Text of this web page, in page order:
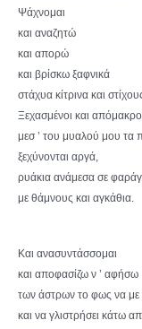
Ψάχνομαι
και αναζητώ
και απορώ
και βρίσκω ξαφνικά
στάχυα κίτρινα και
Ξεχασμένοι και
μεσ ’ του μυαλού μου τα
ξεχύνονται αργά,
ρυάκια ανάμεσα σε
με θάμνους και αγκάθια.
Και ανασυντάσσομαι
και αποφασίζω ν ’ αφήσω
των άστρων το φως να με
και να γλιστρήσει κάτω